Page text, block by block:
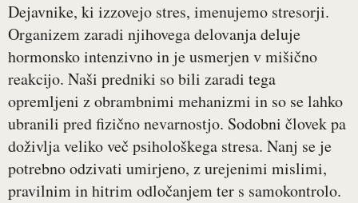
Dejavnike, ki izzovejo stres, imenujemo stresorji.
Organizem zaradi njihovega delovanja deluje
hormonsko intenzivno in je usmerjen v mišično
reakcijo. Naši predniki so bili zaradi tega
opremljeni z obrambnimi mehanizmi in so se lahko
ubranili pred fizično nevarnostjo. Sodobni človek pa
doživlja veliko več psihološkega stresa. Nanj se je
potrebno odzivati umirjeno, z urejenimi mislimi,
pravilnim in hitrim odločanjem ter s samokontrolo.